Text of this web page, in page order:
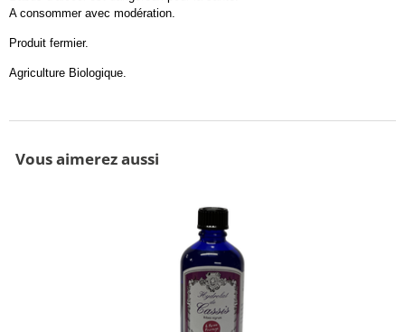
A consommer avec modération.
Produit fermier.
Agriculture Biologique.
Vous aimerez aussi